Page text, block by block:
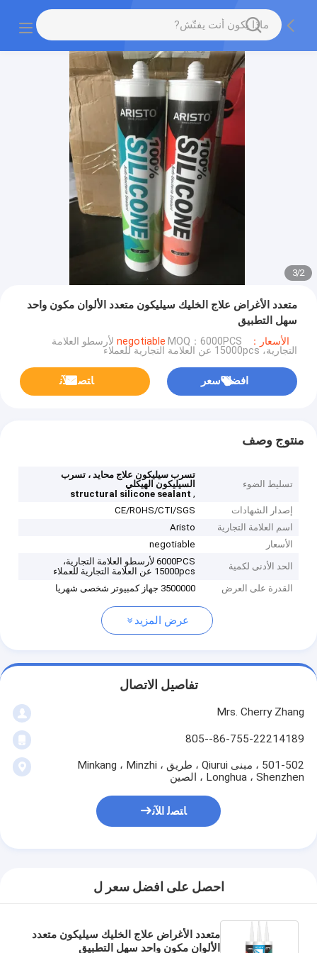
2
/
3
متعدد الأغراض علاج الخليك سيليكون متعدد الألوان مكون واحد
سهل التطبيق
الأسعار：negotiable MOQ：6000PCS لأرسطو العلامة
التجارية، 15000pcs عن العلامة التجارية للعملاء
افضل سعر ﺎﺘﺼﻟ ﺍﻶﻧ
منتوج وصف
تسليط الضوء
تسرب سيليكون علاج محايد ، تسرب
السيليكون الهيكلي
,
structural silicone sealant
إصدار الشهادات
CE/ROHS/CTI/SGS
اسم العلامة التجارية
Aristo
الأسعار
negotiable
الحد الأدنى لكمية
6000PCS لأرسطو العلامة التجارية،
15000pcs عن العلامة التجارية للعملاء
القدرة على العرض
3500000 جهاز كمبيوتر شخصى شهريا
عرض المزيد
تفاصيل الاتصال
Mrs. Cherry Zhang
86-755-22214189--805
501-502 ، مبنى Qiurui ، طريق Minkang ، Minzhi ،
Longhua ، Shenzhen ، الصين
ﺎﺘﺼﻟ ﺍﻶﻧ
احصل على افضل سعر ل
متعدد الأغراض علاج الخليك سيليكون متعدد
الألوان مكون واحد سهل التطبيق